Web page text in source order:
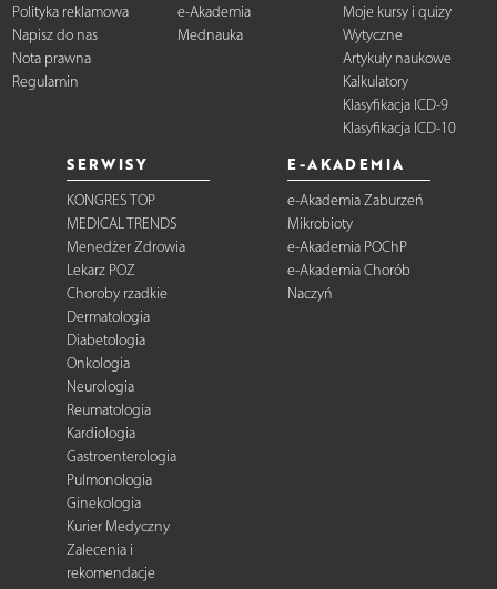
Polityka reklamowa
Napisz do nas
Nota prawna
Regulamin
e-Akademia
Mednauka
Moje kursy i quizy
Wytyczne
Artykuły naukowe
Kalkulatory
Klasyfikacja ICD-9
Klasyfikacja ICD-10
SERWISY
KONGRES TOP
MEDICAL TRENDS
Menedżer Zdrowia
Lekarz POZ
Choroby rzadkie
Dermatologia
Diabetologia
Onkologia
Neurologia
Reumatologia
Kardiologia
Gastroenterologia
Pulmonologia
Ginekologia
Kurier Medyczny
Zalecenia i
rekomendacje
E-AKADEMIA
e-Akademia Zaburzeń
Mikrobioty
e-Akademia POChP
e-Akademia Chorób
Naczyń